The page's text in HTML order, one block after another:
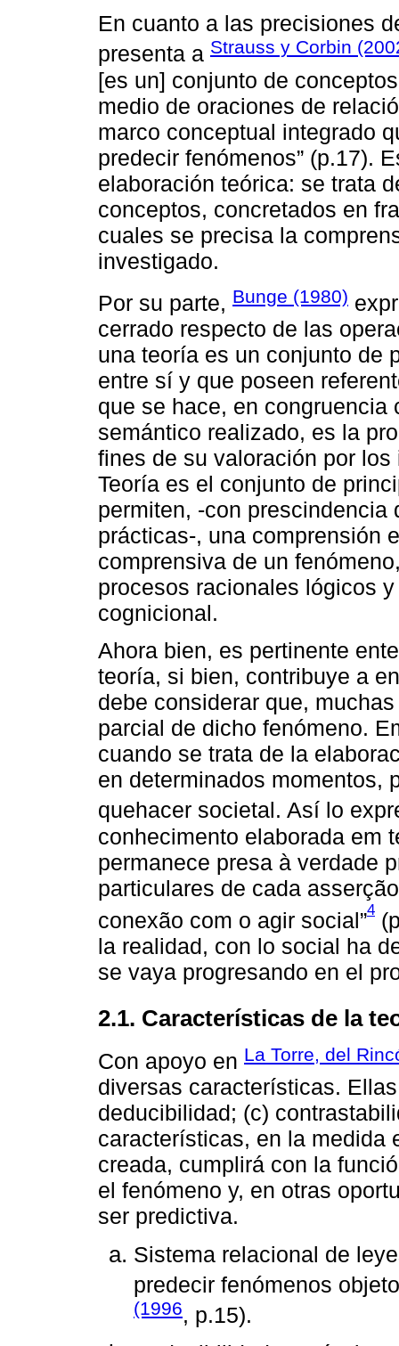
En cuanto a las precisiones
presenta a Strauss y Corbin
[es un] conjunto de
medio de oraciones de
marco conceptual integrado
predecir fenómenos” (p.17).
elaboración teórica: se trata
conceptos, concretados en
cuales se precisa la
investigado.
Por su parte, Bunge (1980)
cerrado respecto de las
una teoría es un conjunto de
entre sí y que poseen
que se hace, en
semántico realizado, es la
fines de su valoración por
Teoría es el conjunto de
permiten, -con
prácticas-, una comprensión
comprensiva de un
procesos racionales lógicos
cognicional.
Ahora bien, es pertinente
teoría, si bien, contribuye a
debe considerar que,
parcial de dicho fenómeno.
cuando se trata de la
en determinados momentos,
quehacer societal. Así lo
conhecimento elaborada em
permanece presa à verdade
particulares de cada
conexão com o agir social”4
la realidad, con lo social ha
se vaya progresando en el
2.1. Características de la
Con apoyo en La Torre, del
diversas características.
deducibilidad; (c)
características, en la medida
creada, cumplirá con la
el fenómeno y, en otras
ser predictiva.
Sistema relacional de
predecir fenómenos
(1996, p.15).